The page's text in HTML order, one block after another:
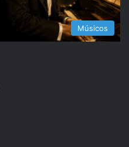
Músicos